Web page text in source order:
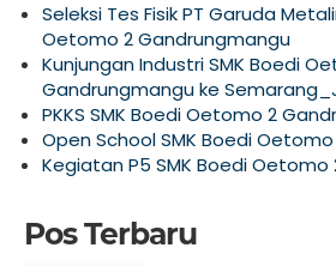
Seleksi Tes Fisik PT Garuda
Oetomo 2 Gandrungmangu
Kunjungan Industri SMK Boedi
Gandrungmangu ke
PKKS SMK Boedi Oetomo 2
Open School SMK Boedi
Kegiatan P5 SMK Boedi
Pos Terbaru